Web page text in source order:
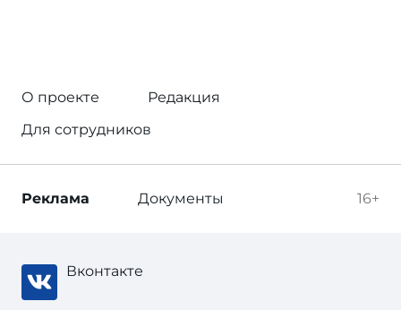
О проекте
Редакция
Для сотрудников
16+
Реклама Документы
Вконтакте